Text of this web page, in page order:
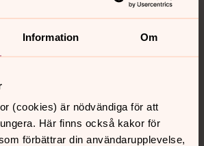
Information Om
(cookies) är nödvändiga för att
Här finns också kakor för
förbättrar din användarupplevelse,